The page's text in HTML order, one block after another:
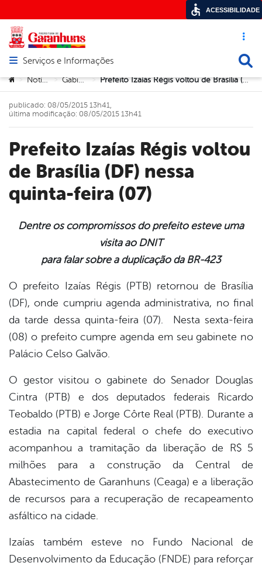
Acesso
Abrir menu principal de navegação
Serviços e Informações
Você está aqui:
> Notícias > Gabinete > Prefeito Izaías Régis voltou de Brasília (DF) nessa quinta-feira (07)
Prefeito Izaías Régis voltou
de Brasília (DF) nessa
quinta-feira (07)
publicado: 08/05/2015 13h41,
última modificação: 08/05/2015 13h41
Dentre os compromissos do prefeito esteve uma
visita ao DNIT
para falar sobre a duplicação da BR-423
O prefeito Izaías Régis (PTB) retornou de Brasília
(DF), onde cumpriu agenda administrativa, no final
da tarde dessa quinta-feira (07). Nesta sexta-feira
(08) o prefeito cumpre agenda em seu gabinete no
Palácio Celso Galvão.
O gestor visitou o gabinete do Senador Douglas
Cintra (PTB) e dos deputados federais Ricardo
Teobaldo (PTB) e Jorge Côrte Real (PTB). Durante a
estadia na capital federal o chefe do executivo
acompanhou a tramitação da liberação de R$ 5
milhões para a construção da Central de
Abastecimento de Garanhuns (Ceaga) e a liberação
de recursos para a recuperação de recapeamento
asfáltico na cidade.
Izaías também esteve no Fundo Nacional de
Desenvolvimento da Educação (FNDE) para reforçar
ACESSIBILIDADE